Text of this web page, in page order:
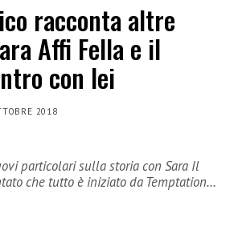
racconta altre
Affi Fella e il
con lei
2018
particolari sulla storia con Sara Il
che tutto è iniziato da Temptation…